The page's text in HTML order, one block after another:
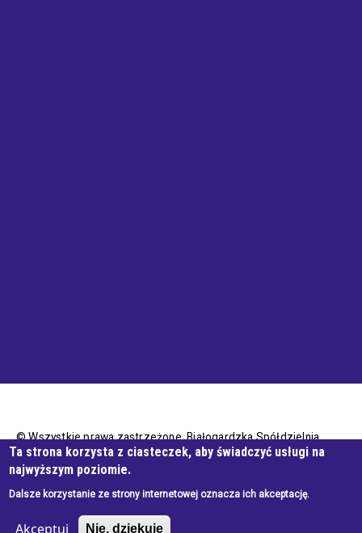
© Wszystkie prawa zastrzeżone, Białogardzka Spółdzielnia
Mieszkaniowa
Ta strona korzysta z ciasteczek, aby świadczyć usługi na
najwyższym poziomie.
Dalsze korzystanie ze strony internetowej oznacza ich akceptację.
Akceptuj Nie, dziękuję